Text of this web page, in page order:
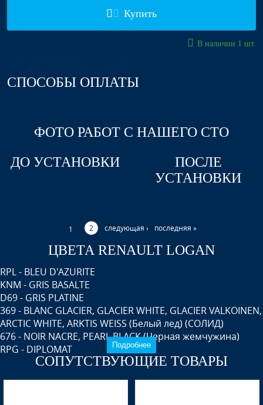
Купить
В наличии 1 шт.
СПОСОБЫ ОПЛАТЫ
ФОТО РАБОТ С НАШЕГО СТО
ДО УСТАНОВКИ
ПОСЛЕ
УСТАНОВКИ
1 2 следующая › последняя »
ЦВЕТА RENAULT LOGAN
RPL - BLEU D'AZURITE
KNM - GRIS BASALTE
D69 - GRIS PLATINE
369 - BLANC GLACIER, GLACIER WHITE, GLACIER VALKOINEN,
ARCTIC WHITE, ARKTIS WEISS (Белый лед) (СОЛИД)
676 - NOIR NACRE, PEARL BLACK (Черная жемчужина)
RPG - DIPLOMAT
B76 - ROUGE DE FEU, ROJO FUEGO
Подробнее
СОПУТСТВУЮЩИЕ ТОВАРЫ